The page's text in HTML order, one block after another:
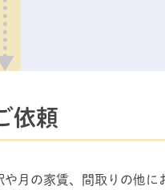
依頼
月の家賃、間取りの他